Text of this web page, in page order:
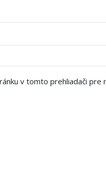
v tomto prehliadači pre